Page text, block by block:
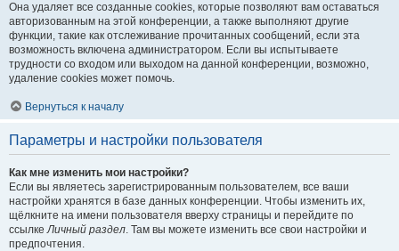
Она удаляет все созданные cookies, которые позволяют вам оставаться
авторизованным на этой конференции, а также выполняют другие
функции, такие как отслеживание прочитанных сообщений, если эта
возможность включена администратором. Если вы испытываете
трудности со входом или выходом на данной конференции, возможно,
удаление cookies может помочь.
Вернуться к началу
Параметры и настройки пользователя
Как мне изменить мои настройки?
Если вы являетесь зарегистрированным пользователем, все ваши
настройки хранятся в базе данных конференции. Чтобы изменить их,
щёлкните на имени пользователя вверху страницы и перейдите по
ссылкеЛичный раздел. Там вы можете изменить все свои настройки и
предпочтения.